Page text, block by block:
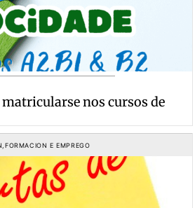
nos cursos de
,FORMACION E EMPREGO